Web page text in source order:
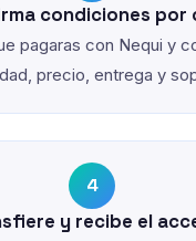
condiciones por
pagaras con Nequi y
precio, entrega y
4
y recibe el